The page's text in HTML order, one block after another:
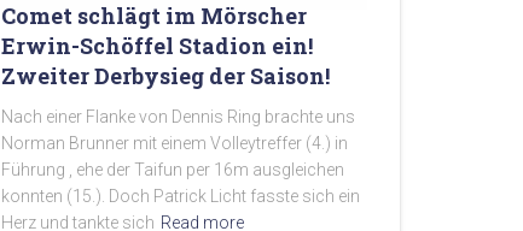
Comet schlägt im Mörscher
Erwin-Schöffel Stadion ein!
Zweiter Derbysieg der Saison!
Nach einer Flanke von Dennis Ring brachte uns
Norman Brunner mit einem Volleytreffer (4.) in
Führung , ehe der Taifun per 16m ausgleichen
konnten (15.). Doch Patrick Licht fasste sich ein
Herz und tankte sich Read more